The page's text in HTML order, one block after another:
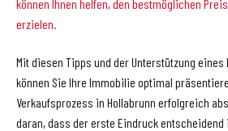
können Ihnen helfen, den bestmöglichen
erzielen.
Mit diesen Tipps und der Unterstützung
können Sie Ihre Immobilie optimal
Verkaufsprozess in Hollabrunn erfolgreich
daran, dass der erste Eindruck entscheidend